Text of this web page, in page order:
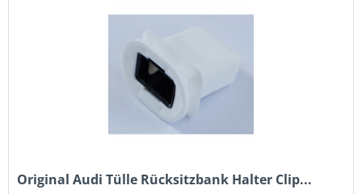
Original Audi Tülle Rücksitzbank Halter Clip...